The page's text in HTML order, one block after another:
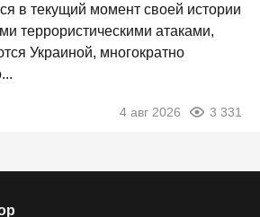
в текущий момент своей истории
террористическими атаками,
Украиной, многократно
4 авг 2026 3 331